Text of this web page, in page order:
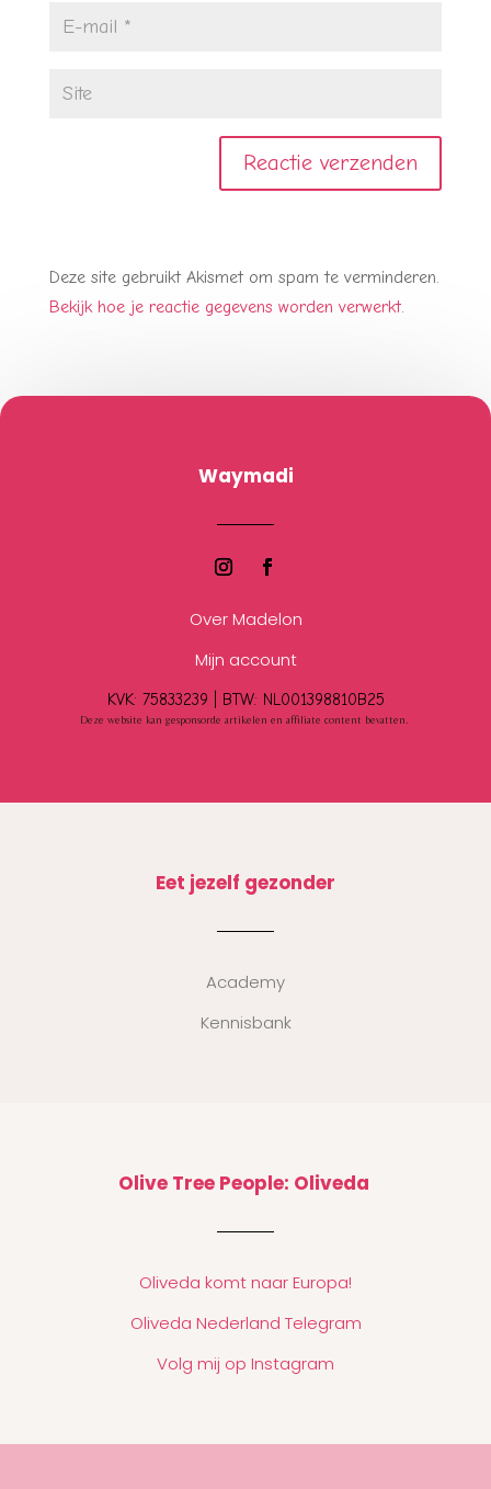
Deze site gebruikt Akismet om spam te verminderen.
Bekijk hoe je reactie gegevens worden verwerkt.
Waymadi
Over Madelon
Mijn account
KVK: 75833239 | BTW: NL001398810B25
Deze website kan gesponsorde artikelen en affiliate content bevatten.
Eet jezelf gezonder
Academy
Kennisbank
Olive Tree People: Oliveda
Oliveda komt naar Europa!
Oliveda Nederland Telegram
Volg mij op Instagram